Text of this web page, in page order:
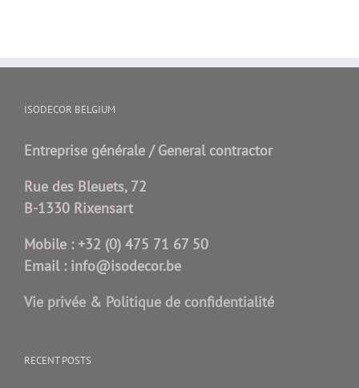
ISODECOR BELGIUM
Entreprise générale / General contractor
Rue des Bleuets, 72
B-1330 Rixensart
Mobile :+32 (0) 475 71 67 50
Email :info@isodecor.be
Vie privée & Politique de confidentialité
RECENT POSTS